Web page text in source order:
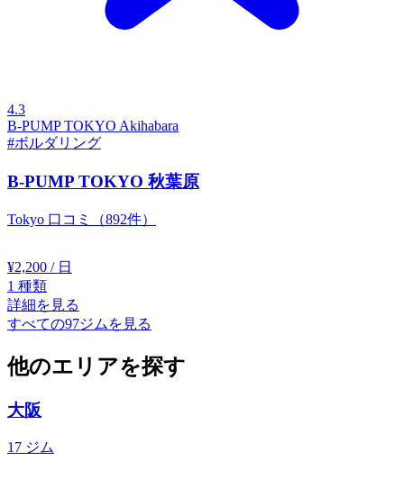
4.3
B-PUMP TOKYO Akihabara
#ボルダリング
B-PUMP TOKYO 秋葉原
Tokyo 口コミ（892件）
¥2,200 / 日
1 種類
詳細を見る
すべての97ジムを見る
他のエリアを探す
大阪
17 ジム